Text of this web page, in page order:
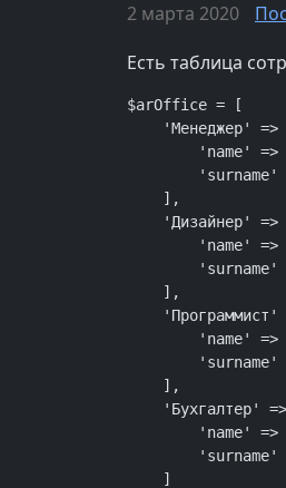
2 марта 2020
Есть таблица
$arOffice = [